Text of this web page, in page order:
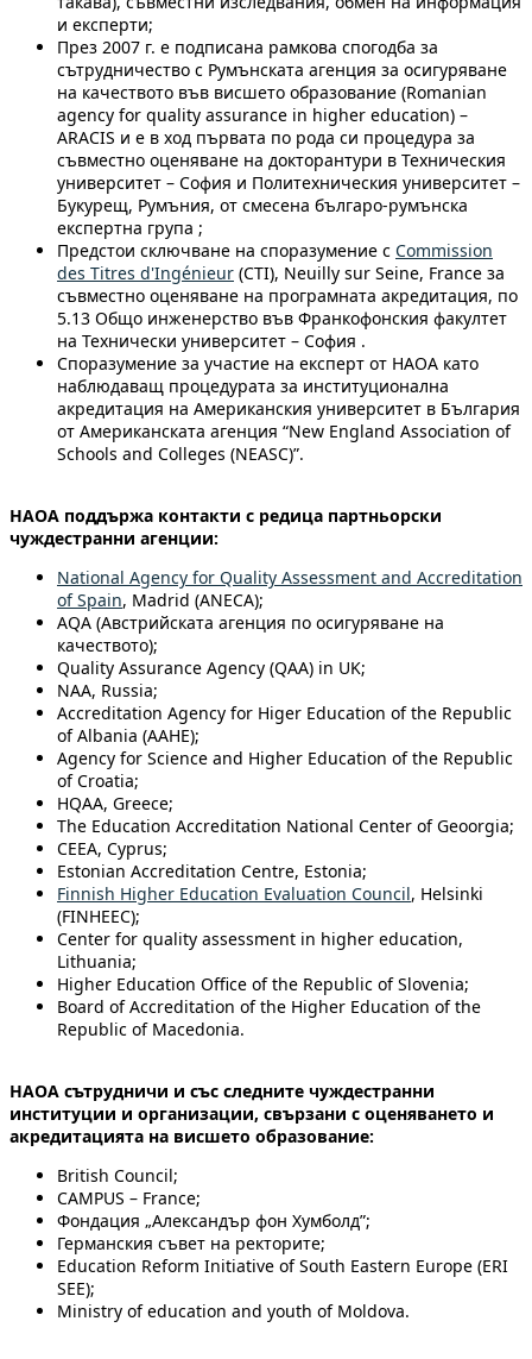
и експерти;
През 2007 г. е подписана рамкова спогодба за
сътрудничество с Румънската агенция за осигуряване
на качеството във висшето образование (Romanian
agency for quality assurance in higher education) –
ARACIS и е в ход първата по рода си процедура за
съвместно оценяване на докторантури в Техническия
университет – София и Политехническия университет –
Букурещ, Румъния, от смесена българо-румънска
експертна група ;
Предстои сключване на споразумение с Commission
des Titres d'Ingénieur (CTI), Neuilly sur Seine, France за
съвместно оценяване на програмната акредитация, по
5.13 Общо инженерство във Франкофонския факултет
на Технически университет – София .
Споразумение за участие на експерт от НАОА като
наблюдаващ процедурата за институционална
акредитация на Американския университет в България
от Американската агенция “New England Association of
Schools and Colleges (NEASC)”.
НАОА поддържа контакти с редица партньорски
чуждестранни агенции:
National Agency for Quality Assessment and Accreditation
of Spain, Madrid (ANECA);
AQA (Австрийската агенция по осигуряване на
качеството);
Quality Assurance Agency (QAA) in UK;
NAA, Russia;
Accreditation Agency for Higer Education of the Republic
of Albania (AAHE);
Agency for Science and Higher Education of the Republic
of Croatia;
HQAA, Greece;
The Education Accreditation National Center of Geoorgia;
CEEA, Cyprus;
Estonian Accreditation Centre, Estonia;
Finnish Higher Education Evaluation Council, Helsinki
(FINHEEC);
Center for quality assessment in higher education,
Lithuania;
Higher Education Office of the Republic of Slovenia;
Board of Accreditation of the Higher Education of the
Republic of Macedonia.
НАОА сътрудничи и със следните чуждестранни
институции и организации, свързани с оценяването и
акредитацията на висшето образование:
British Council;
CAMPUS – France;
Фондация „Александър фон Хумболд”;
Германския съвет на ректорите;
Education Reform Initiative of South Eastern Europe (ERI
SEE);
Ministry of education and youth of Moldova.